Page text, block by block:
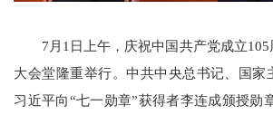
7月1日上午，庆祝中国共产党成立
大会堂隆重举行。中共中央总书记、国家
习近平向“七一勋章”获得者李连成颁授勋